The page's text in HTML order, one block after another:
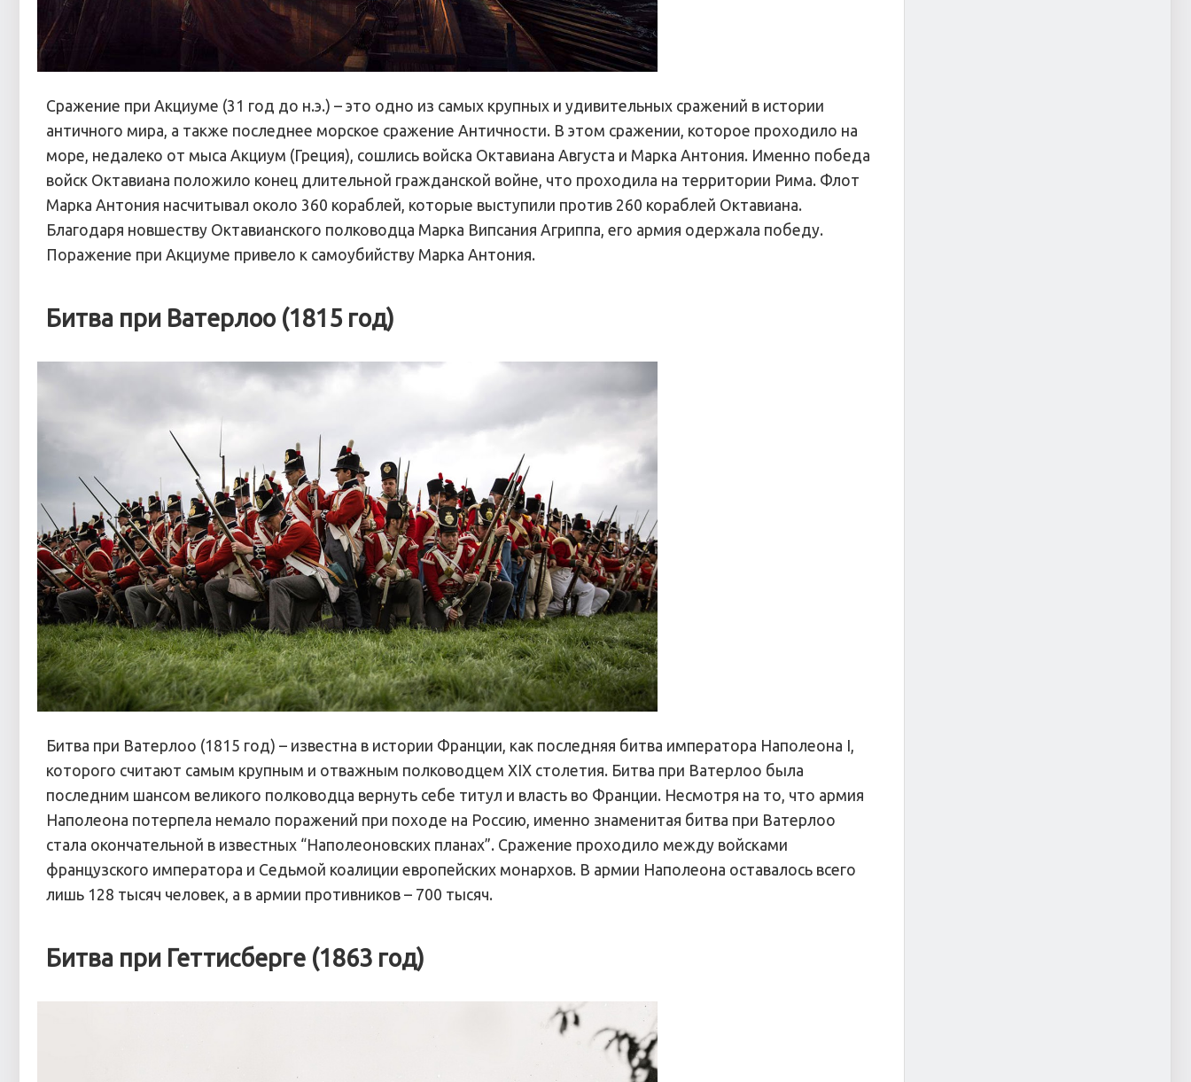
Сражение при Акциуме (31 год до н.э.) – это одно из самых крупных и удивительных сражений в истории
античного мира, а также последнее морское сражение Античности. В этом сражении, которое проходило на
море, недалеко от мыса Акциум (Греция), сошлись войска Октавиана Августа и Марка Антония. Именно победа
войск Октавиана положило конец длительной гражданской войне, что проходила на территории Рима. Флот
Марка Антония насчитывал около 360 кораблей, которые выступили против 260 кораблей Октавиана.
Благодаря новшеству Октавианского полководца Марка Випсания Агриппа, его армия одержала победу.
Поражение при Акциуме привело к самоубийству Марка Антония.
Битва при Ватерлоо (1815 год)
Битва при Ватерлоо (1815 год) – известна в истории Франции, как последняя битва императора Наполеона I,
которого считают самым крупным и отважным полководцем XIX столетия. Битва при Ватерлоо была
последним шансом великого полководца вернуть себе титул и власть во Франции. Несмотря на то, что армия
Наполеона потерпела немало поражений при походе на Россию, именно знаменитая битва при Ватерлоо
стала окончательной в известных “Наполеоновских планах”. Сражение проходило между войсками
французского императора и Седьмой коалиции европейских монархов. В армии Наполеона оставалось всего
лишь 128 тысяч человек, а в армии противников – 700 тысяч.
Битва при Геттисберге (1863 год)